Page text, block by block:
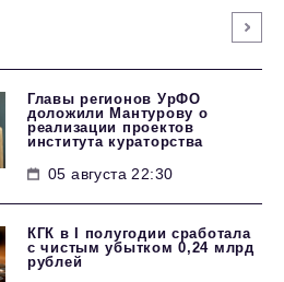
Главы регионов УрФО
доложили Мантурову о
реализации проектов
института кураторства
05 августа 22:30
КГК в I полугодии сработала
с чистым убытком 0,24 млрд
рублей